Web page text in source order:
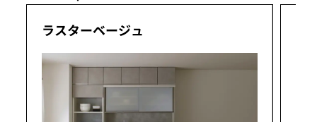
ラスターベージュ